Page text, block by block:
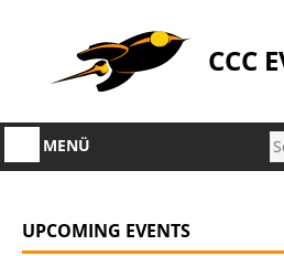
CCC
MENÜ
UPCOMING EVENTS